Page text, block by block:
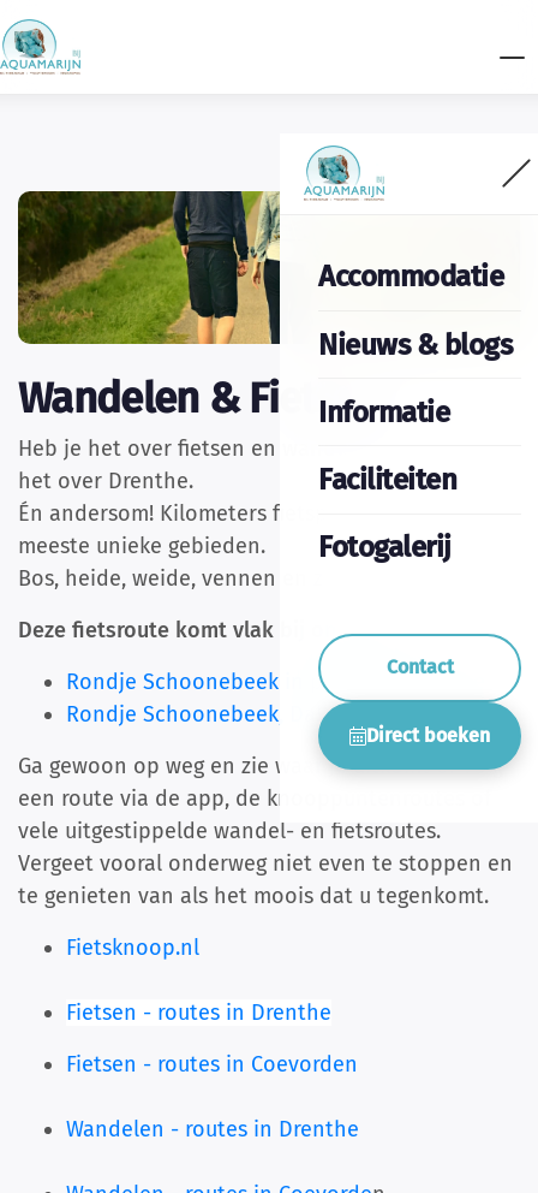
Accommodatie
Nieuws & blogs
Informatie
Faciliteiten
Fotogalerij
Contact
Direct boeken
Wandelen & Fietsen
Heb je het over fietsen en wandelen dan heb je
het over Drenthe.
Én andersom! Kilometers fietspad liggen door de
meeste unieke gebieden.
Bos, heide, weide, vennen en zandverstuivingen.
Deze fietsroute komt vlak bij ons langs:
Rondje Schoonebeek in pittoresk Drenthe
Rondje Schoonebeek, Dalerveen en Emmen
Ga gewoon op weg en zie waar je uitkomt of volg
een route via de app, de knooppuntenroutes of
vele uitgestippelde wandel- en fietsroutes.
Vergeet vooral onderweg niet even te stoppen en
te genieten van als het moois dat u tegenkomt.
Fietsknoop.nl
Fietsen - routes in Drenthe
Fietsen - routes in Coevorden
Wandelen - routes in Drenthe